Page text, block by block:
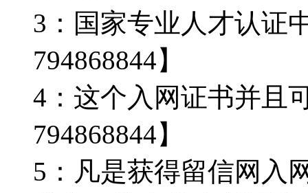
3：国家专业人才认证
794868844】
4：这个入网证书并且
794868844】
5：凡是获得留信网入